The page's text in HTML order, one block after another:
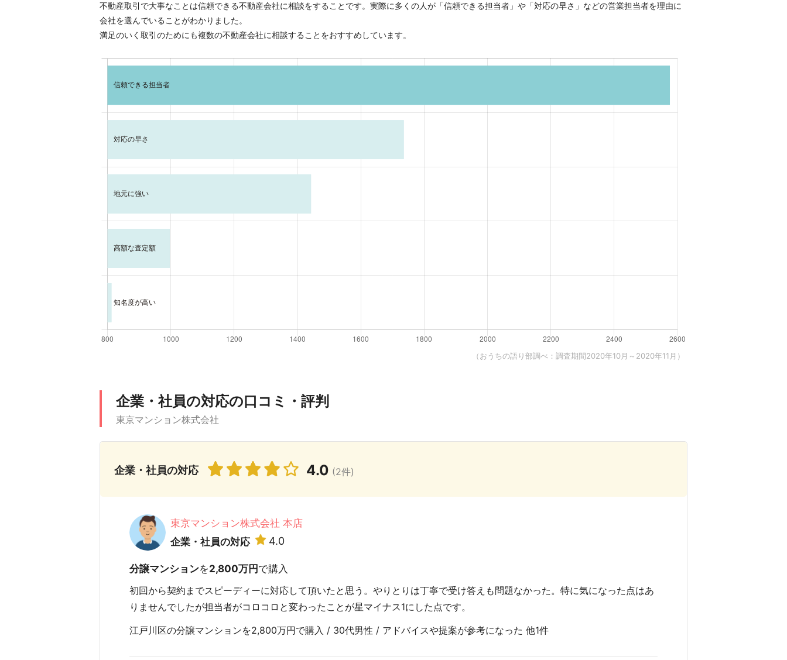
不動産取引で大事なことは信頼できる不動産会社に相談をすることです。実際に多くの人が「信頼できる担当者」や「対応の早さ」などの営業担当者を理由に
会社を選んでいることがわかりました。
満足のいく取引のためにも複数の不動産会社に相談することをおすすめしています。
（おうちの語り部調べ：調査期間2020年10月～2020年11月）
企業・社員の対応の口コミ・評判
東京マンション株式会社
企業・社員の対応 4.0 (2件)
東京マンション株式会社 本店
企業・社員の対応
4.0
分譲マンションを2,800万円 で購入
初回から契約までスピーディーに対応して頂いたと思う。やりとりは丁寧で受け答えも問題なかった。特に気になった点はあ
りませんでしたが担当者がコロコロと変わったことが星マイナス1にした点です。
江戸川区の分譲マンションを2,800万円で購入 / 30代男性 / アドバイスや提案が参考になった 他1件